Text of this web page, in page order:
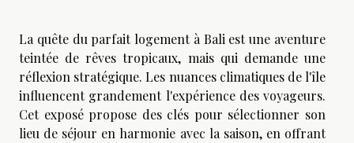
La quête du parfait logement à Bali est une aventure
teintée de rêves tropicaux, mais qui demande une
réflexion stratégique. Les nuances climatiques de l'île
influencent grandement l'expérience des voyageurs.
Cet exposé propose des clés pour sélectionner son
lieu de séjour en harmonie avec la saison, en offrant